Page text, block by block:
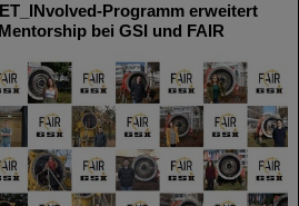
Programm erweitert
bei GSI und FAIR